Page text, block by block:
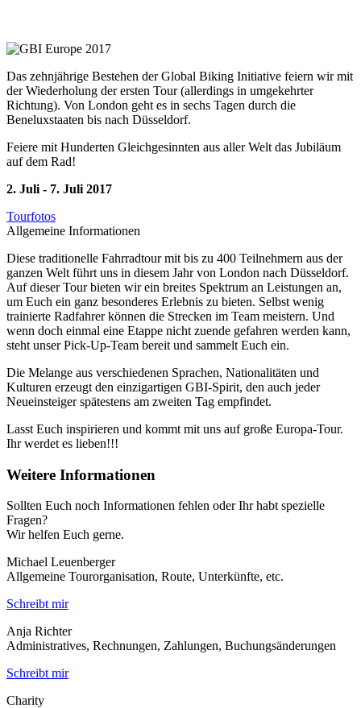
Das zehnjährige Bestehen der Global Biking Initiative feiern wir mit
der Wiederholung der ersten Tour (allerdings in umgekehrter
Richtung). Von London geht es in sechs Tagen durch die
Beneluxstaaten bis nach Düsseldorf.
Feiere mit Hunderten Gleichgesinnten aus aller Welt das Jubiläum
auf dem Rad!
2. Juli - 7. Juli 2017
Tourfotos
Allgemeine Informationen
Diese traditionelle Fahrradtour mit bis zu 400 Teilnehmern aus der
ganzen Welt führt uns in diesem Jahr von London nach Düsseldorf.
Auf dieser Tour bieten wir ein breites Spektrum an Leistungen an,
um Euch ein ganz besonderes Erlebnis zu bieten. Selbst wenig
trainierte Radfahrer können die Strecken im Team meistern. Und
wenn doch einmal eine Etappe nicht zuende gefahren werden kann,
steht unser Pick-Up-Team bereit und sammelt Euch ein.
Die Melange aus verschiedenen Sprachen, Nationalitäten und
Kulturen erzeugt den einzigartigen GBI-Spirit, den auch jeder
Neueinsteiger spätestens am zweiten Tag empfindet.
Lasst Euch inspirieren und kommt mit uns auf große Europa-Tour.
Ihr werdet es lieben!!!
Weitere Informationen
Sollten Euch noch Informationen fehlen oder Ihr habt spezielle
Fragen?
Wir helfen Euch gerne.
Michael Leuenberger
Allgemeine Tourorganisation, Route, Unterkünfte, etc.
Schreibt mir
Anja Richter
Administratives, Rechnungen, Zahlungen, Buchungsänderungen
Schreibt mir
Charity